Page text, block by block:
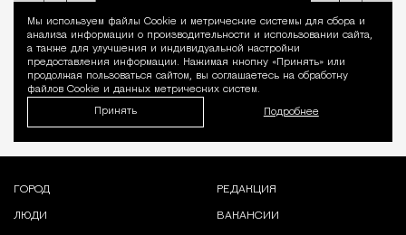
Уведомление
Мы используем файлы Сookie и метрические системы для сбора и
анализа информации о производительности и использовании сайта,
а также для улучшения и индивидуальной настройки
предоставления информации. Нажимая кнопку «Принять» или
продолжая пользоваться сайтом, вы соглашаетесь на обработку
файлов Cookie и данных метрических систем.
Принять Подробнее
ГОРОД
ЛЮДИ
РЕДАКЦИЯ
ВАКАНСИИ